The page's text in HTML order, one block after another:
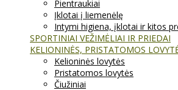
Pientraukiai
Įklotai į liemenėlę
Intymi higiena, įklotai ir kitos
SPORTINIAI VEŽIMĖLIAI IR PRIEDAI
KELIONINĖS, PRISTATOMOS
Kelioninės lovytės
Pristatomos lovytės
Čiužiniai